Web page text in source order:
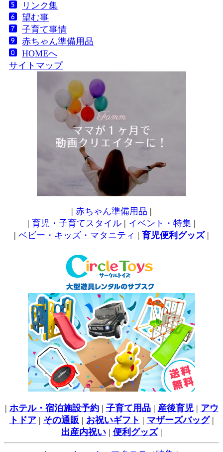
リンク集
望む事
子育て事情
赤ちゃん準備用品
HOMEへ
サイトマップ
| 赤ちゃん準備用品 |
| 育児・子育てスタイル | イベント・特集 |
| ベビー・キッズ・マタニティ | 育児便利グッズ|
| ホテル・宿泊施設予約| 子育て用品| 産後育児| アウ
トドア| その通販 | お祝いギフト | マザーズバッグ|
出産内祝い| 便利グッズ|